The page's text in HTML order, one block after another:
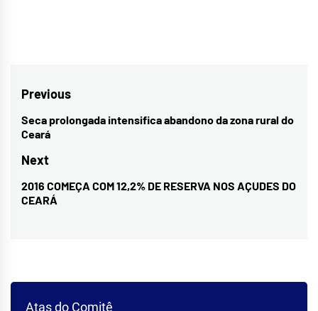
Navegação
de
Previous
Previous
post:
Seca prolongada intensifica abandono da zona rural do
Ceará
Next
Next
post:
2016 COMEÇA COM 12,2% DE RESERVA NOS AÇUDES DO
CEARÁ
Atas do Comitê